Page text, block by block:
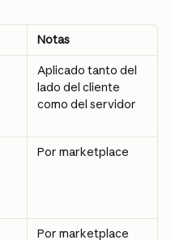
Notas
Aplicado tanto del
lado del cliente
como del servidor
Por marketplace
Por marketplace